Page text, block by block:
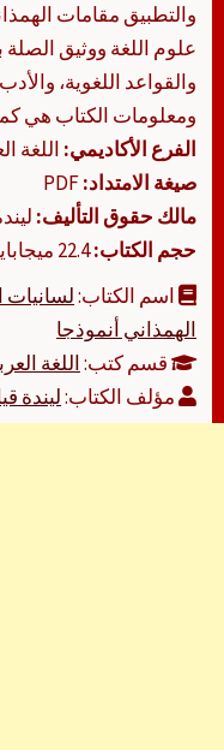
والتطبيق مقامات
علوم اللغة ووثيق
والقواعد اللغوية،
ومعلومات الكتاب هي
الفرع الأكاديمي: اللغة
صيغة الامتداد:
مالك حقوق التأليف:
حجم الكتاب:22.4 ميجابايت
اسم الكتاب:لسانيات
الهمذاني أنموذجا
قسم كتب:اللغة
مؤلف الكتاب:ليندة